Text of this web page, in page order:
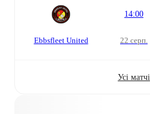
Ebbsfleet United
14:00
22 серп.
Усі матчі